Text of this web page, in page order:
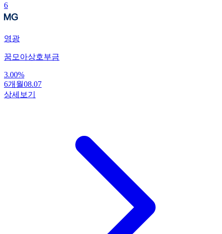
6
영광
꿈모아상호부금
3.00%
6개월08.07
상세보기